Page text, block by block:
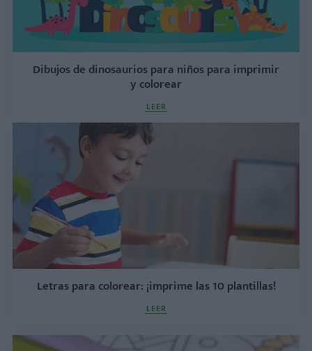
Dibujos de dinosaurios para niños para imprimir
y colorear
LEER
Letras para colorear: ¡imprime las 10 plantillas!
LEER